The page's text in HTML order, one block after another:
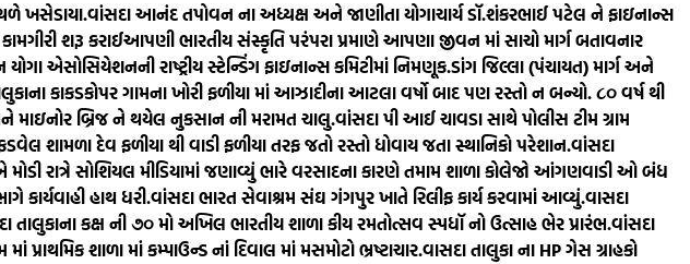
ખસેડાયા.વાંસદા આનંદ તપોવન ના અધ્યક્ષ અને જાણીતા યોગાચાર્ય ડૉ.શંકરભાઈ પટેલ ને ફાઇનાન્સ
શરૂ કરાઈઆપણી ભારતીય સંસ્કૃતિ પરંપરા પ્રમાણે આપણા જીવન માં સાચો માર્ગ બતાવનાર
એસોસિયેશનની રાષ્ટ્રીય સ્ટેન્ડિંગ ફાઇનાન્સ કમિટીમાં નિમણૂક.ડાંગ જિલ્લા (પંચાયત) માર્ગ અને
કાકડકોપર ગામના ખોરી ફળીયા માં આઝાદીના આટલા વર્ષો બાદ પણ રસ્તો ન બન્યો. ૮૦‌ વર્ષ થી
માઇનોર બ્રિજ ને થયેલ નુકસાન ની મરામત ચાલુ.વાંસદા પી આઈ ચાવડા સાથે પોલીસ ટીમ ગ્રામ
શામળા દેવ ફળીયા થી વાડી ફળીયા તરફ જતો રસ્તો ધોવાય જતા સ્થાનિકો પરેશાન.વાંસદા
મોડી રાત્રે સોશિયલ મીડિયામાં જણાવ્યું ભારે વરસાદના કારણે તમામ શાળા કોલેજો આંગણવાડી ઓ બંધ
કાર્યવાહી હાથ ધરી.વાંસદા ભારત સેવાશ્રમ સંઘ ગંગપુર ખાતે રિલીફ કાર્ય કરવામાં આવ્યું.વાસદા
તાલુકાના કક્ષ ની ૭૦ મો અખિલ ભારતીય શાળા કીય રમતોત્સવ સ્પધૉ નો ઉત્સાહ ભેર પ્રારંભ.વાંસદા
પ્રાથમિક શાળા માં કમ્પાઉન્ડ નાં દિવાલ માં મસમોટો ભ્રષ્ટાચાર.વાસદા તાલુકા ના HP ગેસ ગ્રાહકો